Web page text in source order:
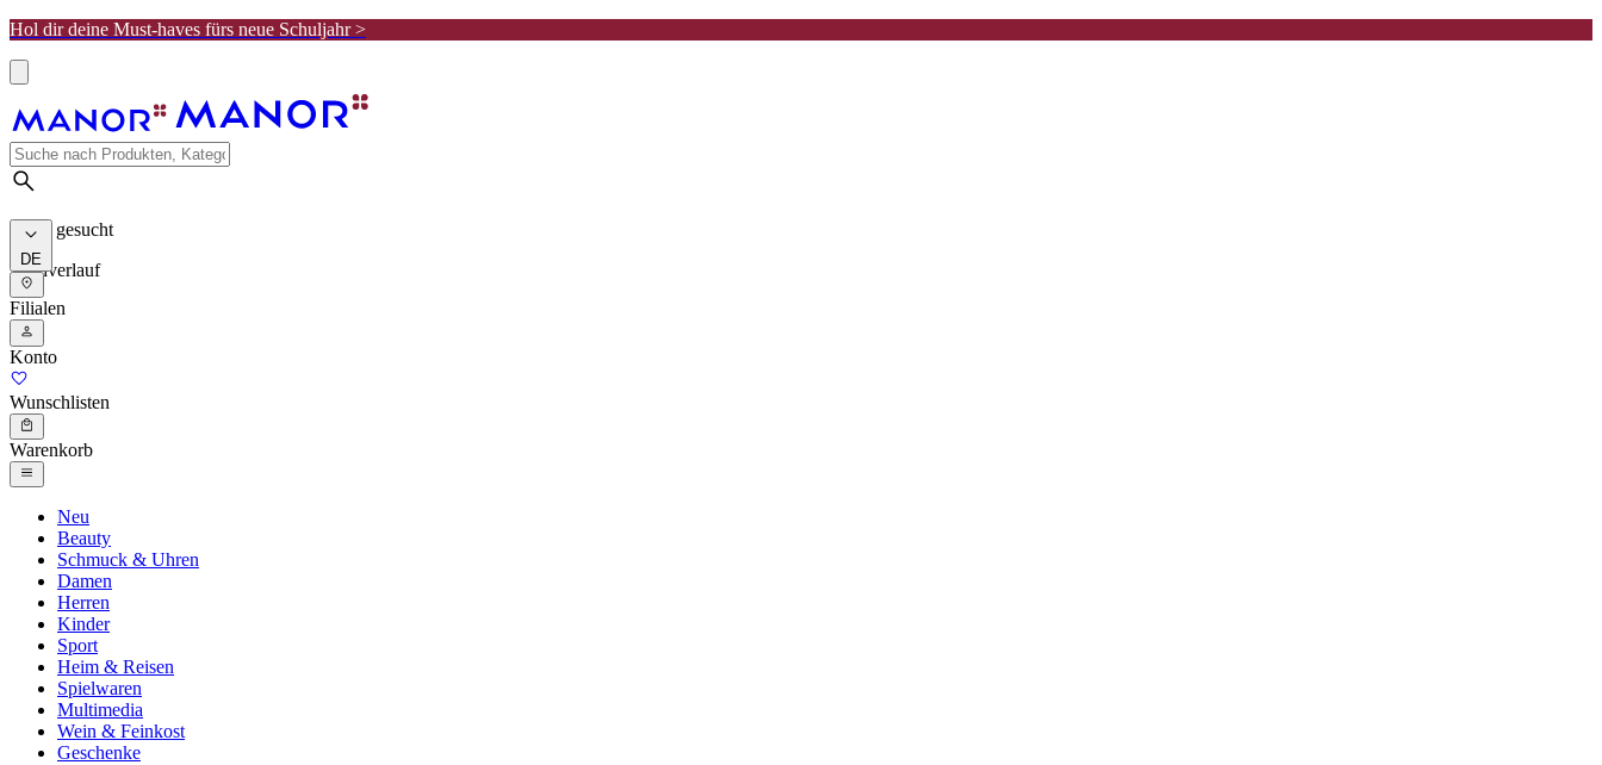
Hol dir deine Must-haves fürs neue Schuljahr >
Meist gesucht
Suchverlauf
DE
Filialen
Konto
Wunschlisten
Warenkorb
Neu
Beauty
Schmuck & Uhren
Damen
Herren
Kinder
Sport
Heim & Reisen
Spielwaren
Multimedia
Wein & Feinkost
Geschenke